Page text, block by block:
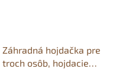
Záhradná hojdačka pre
troch osôb, hojdacie